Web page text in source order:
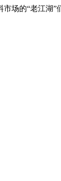
场的“老江湖”